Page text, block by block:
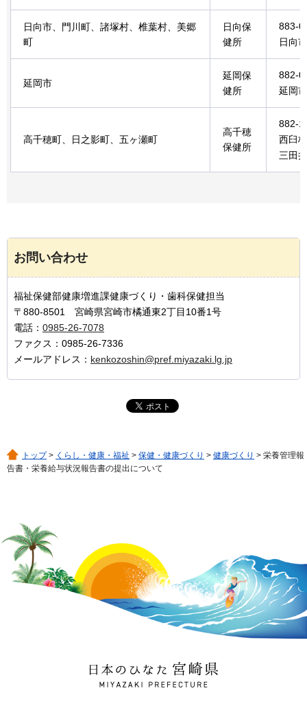
日向市、門川町、諸塚村、椎葉村、美郷
町
日向保
健所
883-
日向
延岡市
延岡保
健所
882-
延岡
高千穂町、日之影町、五ヶ瀬町
高千穂
保健所
882-
西臼
三田
お問い合わせ
福祉保健部健康増進課健康づくり・歯科保健担当
〒880-8501 宮崎県宮崎市橘通東2丁目10番1号
電話： 0985-26-7078
ファクス：0985-26-7336
メールアドレス： kenkozoshin@pref.miyazaki.lg.jp
トップ> くらし・健康・福祉 > 保健・健康づくり > 健康づくり > 栄養管理報
告書・栄養給与状況報告書の提出について
日本のひなた 宮崎県
MIYAZAKI PREFECTURE